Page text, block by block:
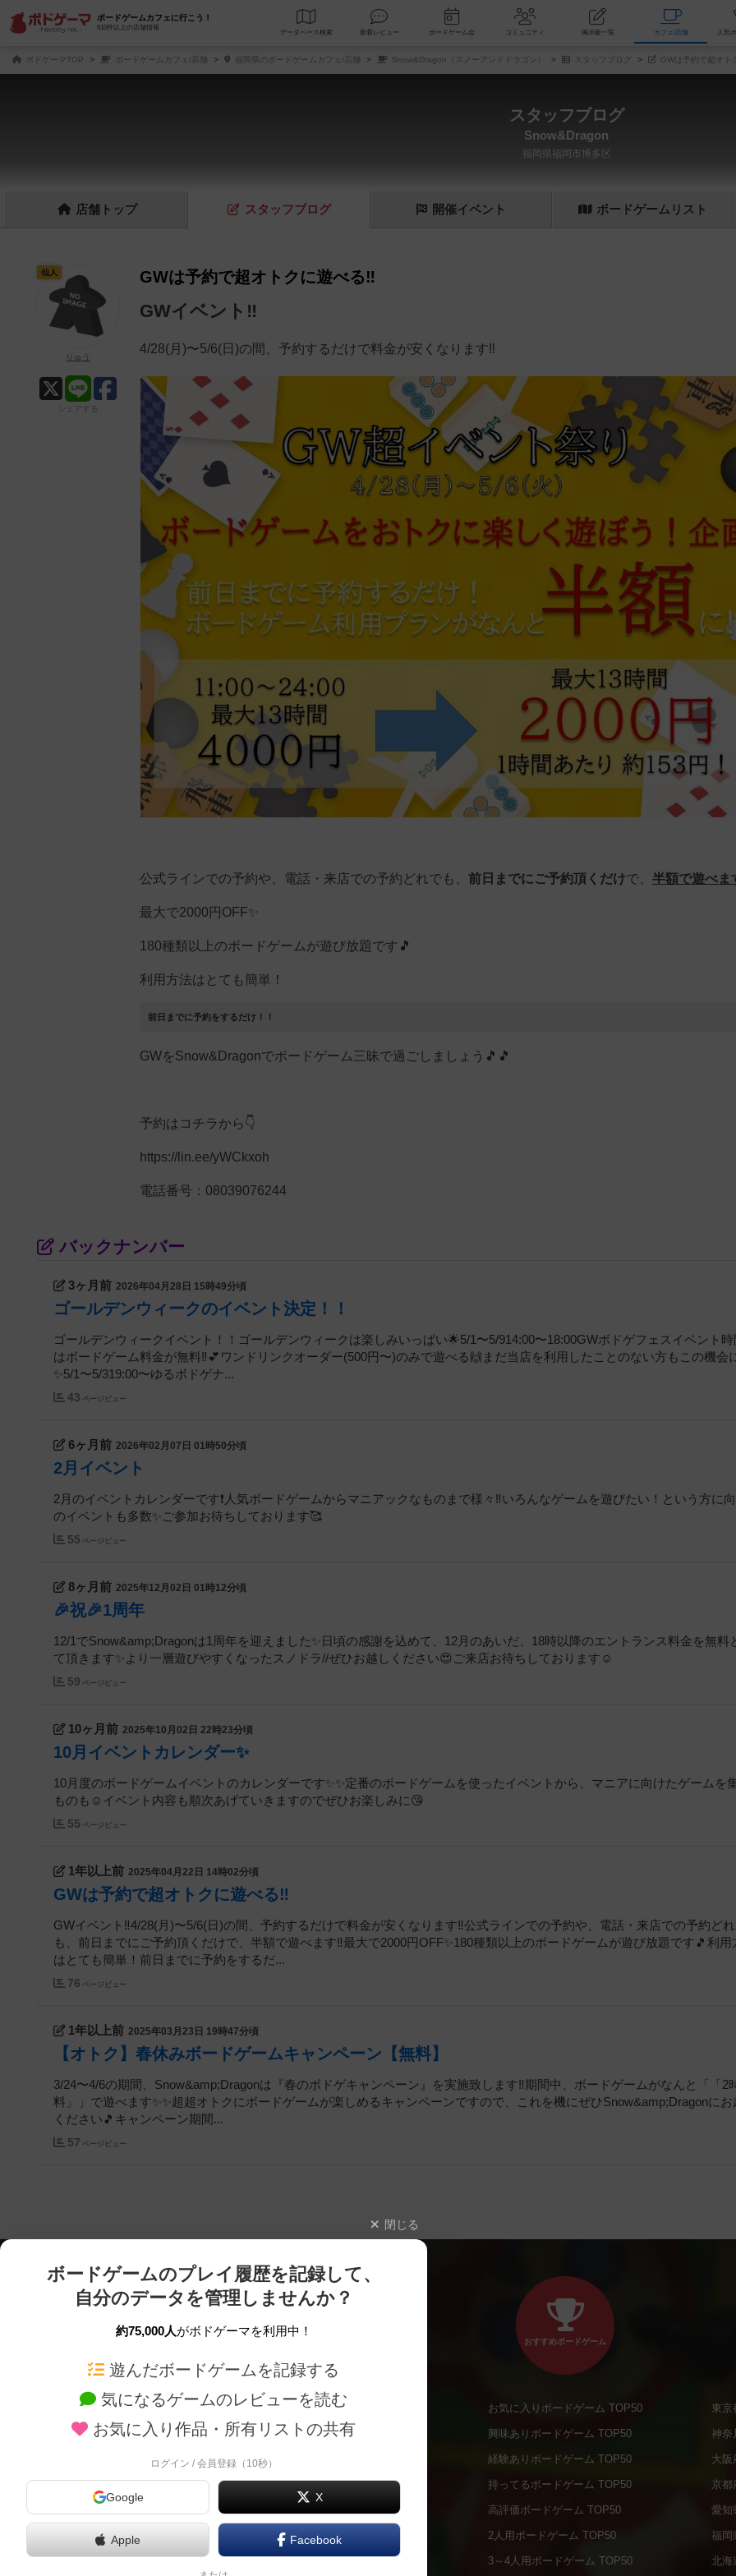
ボードゲームカフェに行こう！
610件以上の店舗情報
データベース 検索 新着レビュー ボードゲーム会 コミュニティ 掲示板一覧 カ
ボドゲーマTOP ボードゲームカフェ/店舗 福岡県のボードゲームカフェ/店舗 Snow&Dragon（スノーアンドドラゴン） スタッフブログ GWは予約で超オト
スタッフブログ
Snow&Dragon
福岡県福岡市博多区
店舗 トップ スタッフブログ 開催イベント ボードゲーム リスト
GWは予約で超オトクに遊べる‼️
GWイベント‼️
4/28(月)〜5/6(日)の間、予約するだけで料金が安くなります‼️
公式ラインでの予約や、電話・来店での予約どれでも、 前日までにご予約頂くだけで、 半額で遊べま
最大で2000円OFF✨
180種類以上のボードゲームが遊び放題です🎵
利用方法はとても簡単！
前日までに予約をするだけ！！
GWをSnow&Dragonでボードゲーム三昧で過ごしましょう🎵🎵
予約はコチラから👇️
https://lin.ee/yWCkxoh
電話番号：08039076244
仙人
りゅう
シェアする
バックナンバー
3ヶ月前 2026年04月28日 15時49分頃
ゴールデンウィークのイベント決定！！
ゴールデンウィークイベント！！ゴールデンウィークは楽しみいっぱい🌟5/1〜5/914:00〜18:00GWボドゲフェスイベント時
はボードゲーム料金が無料‼️💕ワンドリンクオーダー(500円〜)のみで遊べる🙌まだ当店を利用したことのない方もこの機会
✨️5/1〜5/319:00〜ゆるボドゲナ...
43 ページビュー
6ヶ月前 2026年02月07日 01時50分頃
2月イベント
2月のイベントカレンダーです❗️人気ボードゲームからマニアックなものまで様々‼️いろんなゲームを遊びたい！という方に
のイベントも多数✨️ご参加お待ちしております🥰
55 ページビュー
8ヶ月前 2025年12月02日 01時12分頃
🎉祝🎉1周年
12/1でSnow&amp;Dragonは1周年を迎えました✨️日頃の感謝を込めて、12月のあいだ、18時以降のエントランス料金を無料
て頂きます✨️より一層遊びやすくなったスノドラ//ぜひお越しください😍ご来店お待ちしております☺️
59 ページビュー
10ヶ月前 2025年10月02日 22時23分頃
10月イベントカレンダー✨️
10月度のボードゲームイベントのカレンダーです✨️✨️定番のボードゲームを使ったイベントから、マニアに向けたゲームを
ものも☺️イベント内容も順次あげていきますのでぜひお楽しみに😘
55 ページビュー
1年以上前 2025年04月22日 14時02分頃
GWは予約で超オトクに遊べる‼️
GWイベント‼️4/28(月)〜5/6(日)の間、予約するだけで料金が安くなります‼️公式ラインでの予約や、電話・来店での予約ど
も、前日までにご予約頂くだけで、半額で遊べます‼️最大で2000円OFF✨180種類以上のボードゲームが遊び放題です🎵利用
はとても簡単！前日までに予約をするだ...
76 ページビュー
1年以上前 2025年03月23日 19時47分頃
【オトク】春休みボードゲームキャンペーン【無料】
3/24〜4/6の期間、Snow&amp;Dragonは『春のボドゲキャンペーン』を実施致します‼️期間中、ボードゲームがなんと「「2
料」」で遊べます✨✨超超オトクにボードゲームが楽しめるキャンペーンですので、これを機にぜひSnow&amp;Dragonにお
ください🎵キャンペーン期間...
57 ページビュー
閉じる
ボードゲームのプレイ履歴を記録して、
自分のデータを管理しませんか？
約75,000人がボドゲーマを利用中！
遊んだボードゲームを記録する
気になるゲームのレビューを読む
お気に入り作品・所有リストの共有
ログイン / 会員登録（10秒）
Google X
Apple Facebook
ボードゲームを検索する
ボードゲームの新着レビュー
メカニクス特集
ボドとも・会員一覧
ボードゲーム業界コラム
新作・再入荷情報
定番ボードゲームの通販商品
国産ボードゲームの通販商品
子供向けボードゲームの通販商品
20分以下のボードゲームの通販商品
60分以上のボードゲームの通販商品
おすすめボードゲーム
お気に入りボードゲーム TOP50
興味ありボードゲーム TOP50
経験ありボードゲーム TOP50
持ってるボードゲーム TOP50
高評価ボードゲーム TOP50
2人用ボードゲーム TOP50
3～4人用ボードゲーム TOP50
東京
神奈
大阪
京都
愛知
福岡
北海